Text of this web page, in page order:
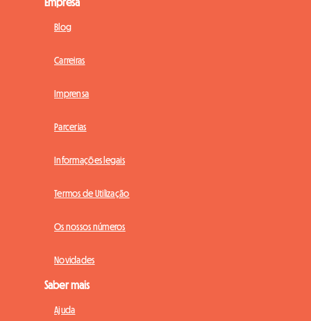
Empresa
Blog
Carreiras
Imprensa
Parcerias
Informações legais
Termos de Utilização
Os nossos números
Novidades
Saber mais
Ajuda